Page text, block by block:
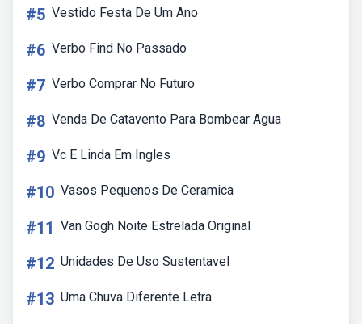
#5 Vestido Festa De Um Ano
#6 Verbo Find No Passado
#7 Verbo Comprar No Futuro
#8 Venda De Catavento Para Bombear Agua
#9 Vc E Linda Em Ingles
#10 Vasos Pequenos De Ceramica
#11 Van Gogh Noite Estrelada Original
#12 Unidades De Uso Sustentavel
#13 Uma Chuva Diferente Letra